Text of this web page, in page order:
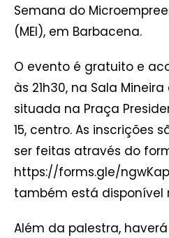
Semana do
(MEI), em Barbacena.
O evento é gratuito e
às 21h30, na Sala
situada na Praça
15, centro. As inscrições
ser feitas através do
https://forms.gle/
também está disponível
Além da palestra,